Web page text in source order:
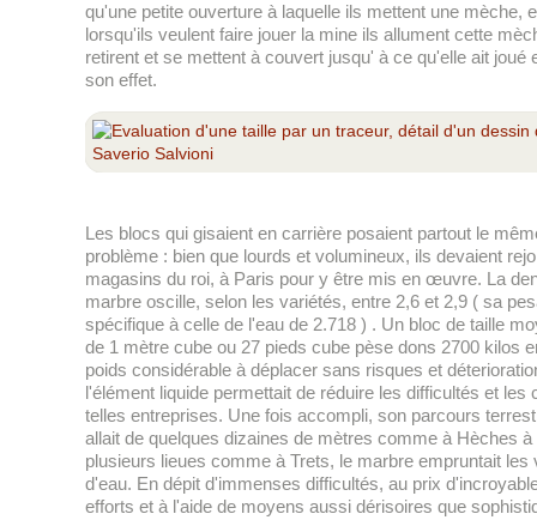
qu'une petite ouverture à laquelle ils mettent une mèche,
lorsqu'ils veulent faire jouer la mine ils allument cette
retirent et se mettent à couvert jusqu' à ce qu'elle ait joué
son effet.
Les blocs qui gisaient en carrière posaient partout le
problème : bien que lourds et volumineux, ils devaient
magasins du roi, à Paris pour y être mis en œuvre. La
marbre oscille, selon les variétés, entre 2,6 et 2,9 ( sa
spécifique à celle de l'eau de 2.718 ) . Un bloc de taille
de 1 mètre cube ou 27 pieds cube pèse dons 2700 kilos
poids considérable à déplacer sans risques et
l'élément liquide permettait de réduire les difficultés et les
telles entreprises. Une fois accompli, son parcours
allait de quelques dizaines de mètres comme à Hèches à
plusieurs lieues comme à Trets, le marbre empruntait les
d'eau. En dépit d'immenses difficultés, au prix
efforts et à l'aide de moyens aussi dérisoires que